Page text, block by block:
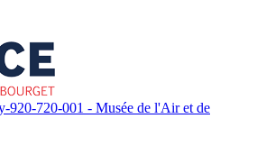
920-720-001 - Musée de l'Air et de